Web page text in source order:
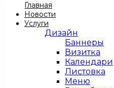
Главная
Новости
Услуги
Дизайн
Баннеры
Визитка
Календари
Листовка
Меню